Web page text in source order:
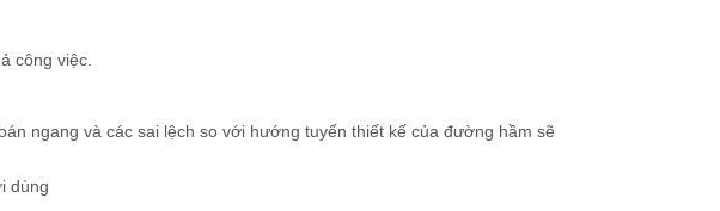
công việc.
ngang và các sai lệch so với hướng tuyến thiết kế của đường hầm sẽ
dùng